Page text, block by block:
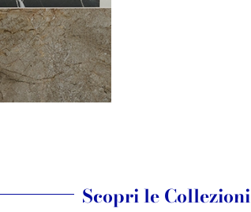
Scopri le Collezioni